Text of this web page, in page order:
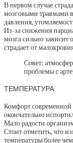
В первом случае
мозговыми травмами
давления,
Из-за снижения
мозга сильно зависит
страдает от
Совет:
проблемы с
ТЕМПЕРАТУРА
Комфорт современной
окончательно
Мало радости
Стоит отметить, что
температуры более